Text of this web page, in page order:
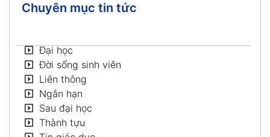
Chuyên mục tin tức
Đại học
Đời sống sinh viên
Liên thông
Ngắn hạn
Sau đại học
Thành tựu